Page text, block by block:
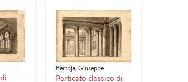
Bertoja, Giuseppe
Porticato classico di